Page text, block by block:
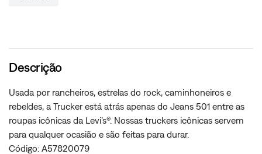
Descrição
Usada por rancheiros, estrelas do rock, caminhoneiros e
rebeldes, a Trucker está atrás apenas do Jeans 501 entre as
roupas icônicas da Levi’s®. Nossas truckers icônicas servem
para qualquer ocasião e são feitas para durar.
Código: A57820079